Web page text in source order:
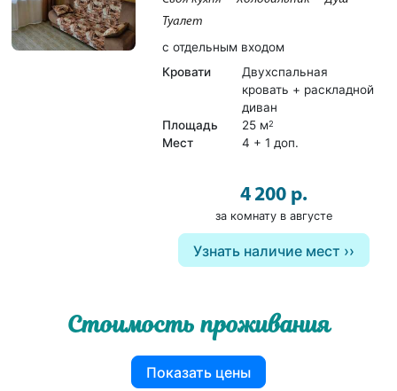
Туалет
с отдельным входом
Кровати
Двухспальная
кровать + раскладной
диван
Площадь
25 м2
Мест 4 + 1 доп.
4 200 р.
за комнату в августе
Узнать наличие мест
Стоимость проживания
Показать цены